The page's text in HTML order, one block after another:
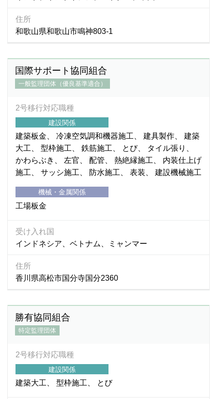
住所
和歌山県和歌山市鳴神803-1
国際サポート協同組合
一般監理団体（優良基準適合）
2号移行対応職種
建設関係
建築板金 冷凍空気調和機器施工 建具製作
建築
大工
型枠施工 鉄筋施工 とび
タイル張り
かわらぶき
左官 配管 熱絶縁施工
内装仕上げ
施工
サッシ施工 防水施工 表装 建設機械施工
機械・金属関係
工場板金
受け入れ国
インドネシア、ベトナム、ミャンマー
住所
香川県高松市国分寺国分2360
勝有協同組合
特定監理団体
2号移行対応職種
建設関係
建築大工 型枠施工 とび